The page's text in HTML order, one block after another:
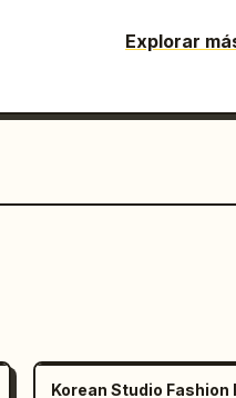
Explorar
Korean Studio